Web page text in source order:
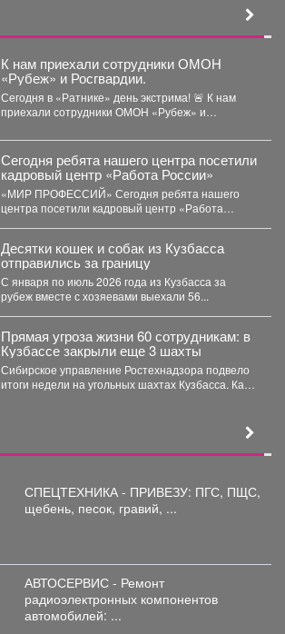
К нам приехали сотрудники ОМОН
«Рубеж» и Росгвардии.
Сегодня в «Ратнике» день экстрима! 🚨 К нам
приехали сотрудники ОМОН «Рубеж» и
Сегодня ребята нашего центра посетили
кадровый центр «Работа России»
«МИР ПРОФЕССИЙ» Сегодня ребята нашего
центра посетили кадровый центр «Работа
Десятки кошек и собак из Кузбасса
отправились за границу
С января по июль 2026 года из Кузбасса за
рубеж вместе с хозяевами выехали 56...
Прямая угроза жизни 60 сотрудникам: в
Кузбассе закрыли еще 3 шахты
Сибирское управление Ростехнадзора подвело
итоги недели на угольных шахтах Кузбасса. Как
СПЕЦТЕХНИКА - ПРИВЕЗУ: ПГС, ПЩС,
щебень, песок, гравий, ...
АВТОСЕРВИС - Ремонт
радиоэлектронных компонентов
автомобилей: ...